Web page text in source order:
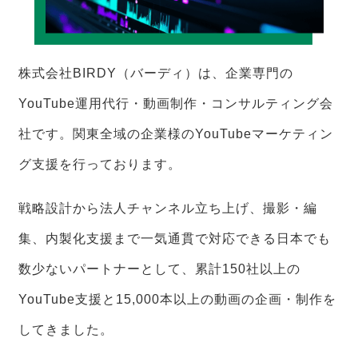
株式会社BIRDY（バーディ）は、企業専門の
YouTube運用代行・動画制作・コンサルティング会
社です。関東全域の企業様のYouTubeマーケティン
グ支援を行っております。
戦略設計から法人チャンネル立ち上げ、撮影・編
集、内製化支援まで一気通貫で対応できる日本でも
数少ないパートナーとして、累計150社以上の
YouTube支援と15,000本以上の動画の企画・制作を
してきました。